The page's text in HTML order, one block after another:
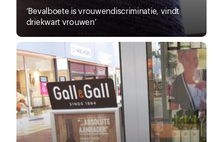
‘Bevalboete is vrouwendiscriminatie, vindt
driekwart vrouwen’